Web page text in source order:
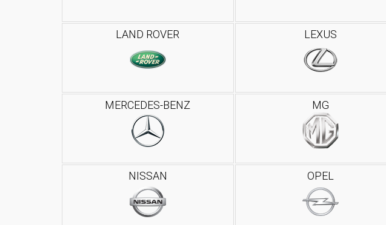
LAND ROVER LEXUS
MERCEDES-BENZ MG
NISSAN OPEL